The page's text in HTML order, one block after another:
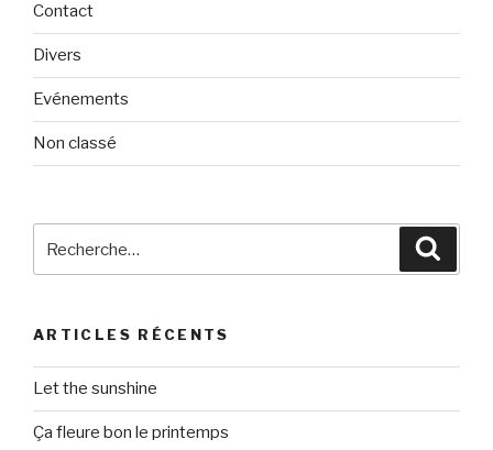
Contact
Divers
Evénements
Non classé
ARTICLES RÉCENTS
Let the sunshine
Ça fleure bon le printemps